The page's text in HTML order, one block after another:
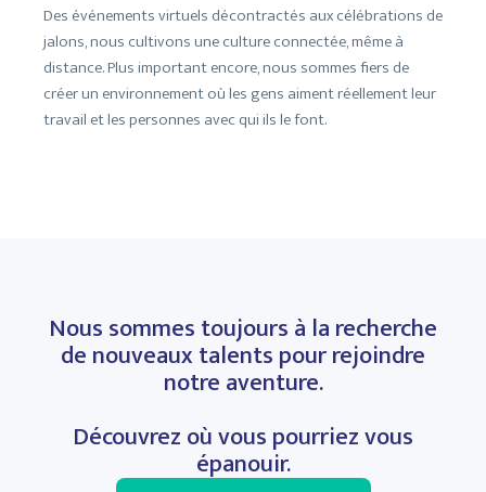
Des événements virtuels décontractés aux célébrations de
jalons, nous cultivons une culture connectée, même à
distance. Plus important encore, nous sommes fiers de
créer un environnement où les gens aiment réellement leur
travail et les personnes avec qui ils le font.
Nous sommes toujours à la recherche
de nouveaux talents pour rejoindre
notre aventure.
Découvrez où vous pourriez vous
épanouir.